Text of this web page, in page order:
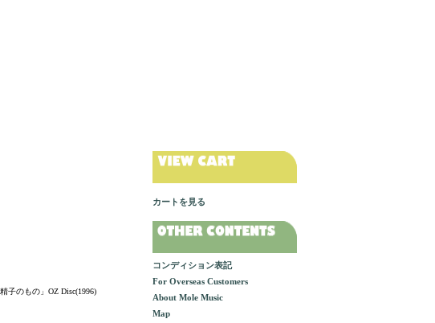
子のもの」OZ Disc(1996)
カートを見る
コンディション表記
For Overseas Customers
About Mole Music
Map